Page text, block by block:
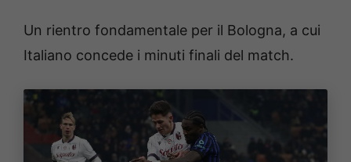
Un rientro fondamentale per il Bologna, a cui
Italiano concede i minuti finali del match.